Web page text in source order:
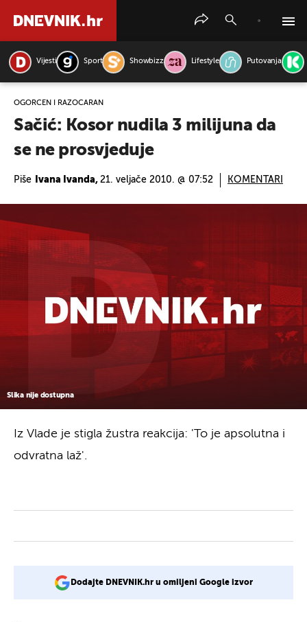
Vijesti Sport Showbizz Lifestyle Putovanja
OGORČEN I RAZOČARAN
Sačić: Kosor nudila 3 milijuna da
se ne prosvjeduje
Piše Ivana Ivanda, 21. veljače 2010. @ 07:52 KOMENTARI
Slika nije dostupna
Iz Vlade je stigla žustra reakcija: 'To je apsolutna i
odvratna laž'.
Dodajte DNEVNIK.hr u omiljeni Google izvor
PRETRAŽITE VIJESTI